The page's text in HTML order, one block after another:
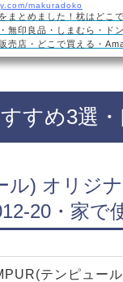
makuradoko
まとめました！枕はどこ
無印良品・しまむら・ド
売店・どこで買える・
テ、寝具屋、ニトリ、イ
枕 枕 両面使用性 新仕様
し…すめ3選・
ル) オリジ
20・家で
テンピュー